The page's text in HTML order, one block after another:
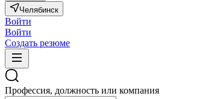
Челябинск
Войти
Войти
Создать резюме
Профессия, должность или компания